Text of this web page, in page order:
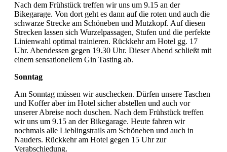
Nach dem Frühstück treffen wir uns um 9.15 an der
Bikegarage. Von dort geht es dann auf die roten und auch die
schwarze Strecke am Schöneben und Mutzkopf. Auf diesen
Strecken lassen sich Wurzelpassagen, Stufen und die perfekte
Linienwahl optimal trainieren. Rückkehr am Hotel gg. 17
Uhr. Abendessen gegen 19.30 Uhr. Dieser Abend schließt mit
einem sensationellem Gin Tasting ab.
Sonntag
Am Sonntag müssen wir auschecken. Dürfen unsere Taschen
und Koffer aber im Hotel sicher abstellen und auch vor
unserer Abreise noch duschen. Nach dem Frühstück treffen
wir uns um 9.15 an der Bikegarage. Heute fahren wir
nochmals alle Lieblingstrails am Schöneben und auch in
Nauders. Rückkehr am Hotel gegen 15 Uhr zur
Verabschiedung.